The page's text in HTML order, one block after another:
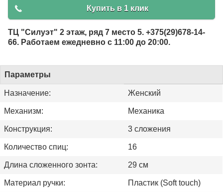
Купить в 1 клик
ТЦ "Силуэт" 2 этаж, ряд 7 место 5. +375(29)678-14-
66. Работаем ежедневно с 11:00 до 20:00.
Параметры
Назначение: Женский
Механизм: Механика
Конструкция: 3 сложения
Количество спиц: 16
Длина сложенного зонта: 29 см
Материал ручки: Пластик (Soft touch)